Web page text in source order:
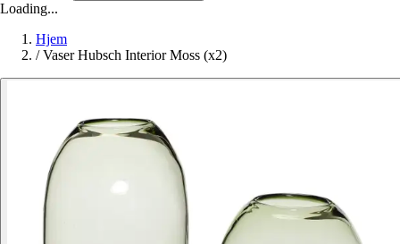
Loading...
Hjem
/ Vaser Hubsch Interior Moss (x2)